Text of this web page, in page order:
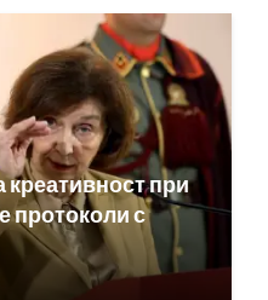
креативност при
протоколи с